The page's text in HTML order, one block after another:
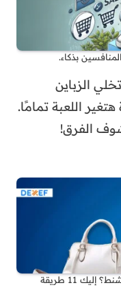
بذكاء.
الزباين
اللعبة تمامًا.
الفرق!
هل ترغب في تحسين مبيعات الأحذية والشنط؟ إليك 11 طريقة